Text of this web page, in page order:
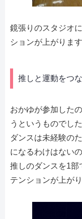
鏡張りのスタジオ
ションが上がります
推しと運動をつ
おかゆが参加した
うというものでした
ダンスは未経験の
になるわけはない
推しのダンスを1部
テンションが上が